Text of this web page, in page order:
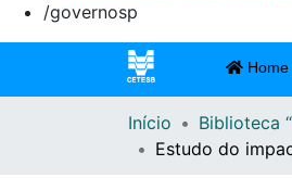
/governosp
Home
Início Biblioteca
Estudo do